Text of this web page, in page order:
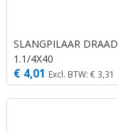
SLANGPILAAR DRAAD
1.1/4X40
€ 4,01 Excl. BTW: € 3,31